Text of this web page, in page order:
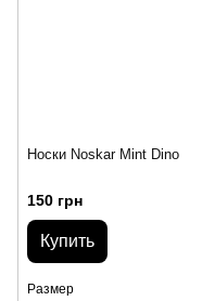
Носки Noskar Mint Dino
150 грн
Купить
Размер